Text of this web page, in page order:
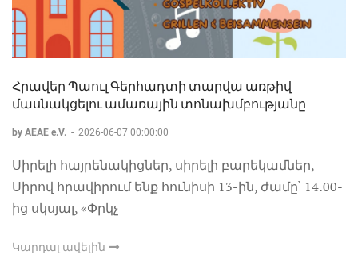
Հրավեր Պաուլ Գերհադտի տարվա առթիվ
մասնակցելու ամառային տոնախմբությանը
by AEAE e.V. - 2026-06-07 00:00:00
Սիրելի հայրենակիցներ, սիրելի բարեկամներ,
Սիրով հրավիրում ենք հունիսի 13-ին, ժամը՝ 14․00-
ից սկսյալ, «Փրկչ
Կարդալ ավելին